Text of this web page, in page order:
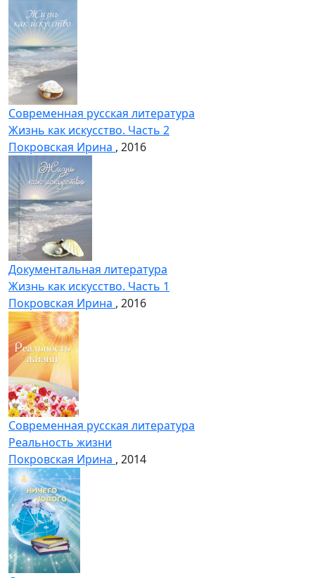
Современная русская литература
Жизнь как искусство. Часть 2
Покровская Ирина , 2016
Документальная литература
Жизнь как искусство. Часть 1
Покровская Ирина , 2016
Современная русская литература
Реальность жизни
Покровская Ирина , 2014